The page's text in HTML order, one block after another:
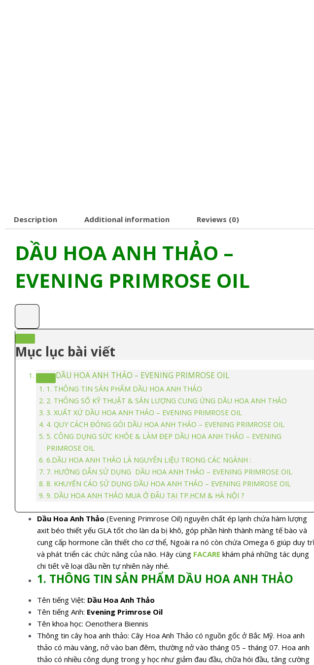
Description Additional information Reviews (0)
DẦU HOA ANH THẢO –
EVENING PRIMROSE OIL
Mục lục bài viết
DẦU HOA ANH THẢO – EVENING PRIMROSE OIL
1. THÔNG TIN SẢN PHẨM DẦU HOA ANH THẢO
2. THÔNG SỐ KỸ THUẬT & SẢN LƯỢNG CUNG ỨNG DẦU HOA ANH THẢO
3. XUẤT XỨ DẦU HOA ANH THẢO – EVENING PRIMROSE OIL
4. QUY CÁCH ĐÓNG GÓI DẦU HOA ANH THẢO – EVENING PRIMROSE OIL
5. CÔNG DỤNG SỨC KHỎE & LÀM ĐẸP DẦU HOA ANH THẢO – EVENING
PRIMROSE OIL
6.DẦU HOA ANH THẢO LÀ NGUYÊN LIỆU TRONG CÁC NGÀNH :
7. HƯỚNG DẪN SỬ DỤNG DẦU HOA ANH THẢO – EVENING PRIMROSE OIL
8. KHUYẾN CÁO SỬ DỤNG DẦU HOA ANH THẢO – EVENING PRIMROSE OIL
9. DẦU HOA ANH THẢO MUA Ở ĐÂU TẠI TP.HCM & HÀ NỘI ?
Dầu Hoa Anh Thảo (Evening Primrose Oil) nguyên chất ép lạnh chứa hàm lượng
axit béo thiết yếu GLA tốt cho làn da bị khô, góp phần hình thành màng tế bào và
cung cấp hormone cần thiết cho cơ thể, Ngoài ra nó còn chứa Omega 6 giúp duy trì
và phát triển các chức năng của não. Hãy cùng FACARE khám phá những tác dụng
chi tiết về loại dầu nền tự nhiên này nhé.
1. THÔNG TIN SẢN PHẨM DẦU HOA ANH THẢO
Tên tiếng Việt: Dầu Hoa Anh Thảo
Tên tiếng Anh: Evening Primrose Oil
Tên khoa học: Oenothera Biennis
Thông tin cây hoa anh thảo: Cây Hoa Anh Thảo có nguồn gốc ở Bắc Mỹ. Hoa anh
thảo có màu vàng, nở vào ban đêm, thường nở vào tháng 05 – tháng 07. Hoa anh
thảo có nhiều công dụng trong y học như giảm đau đầu, chữa hói đầu, tăng cường